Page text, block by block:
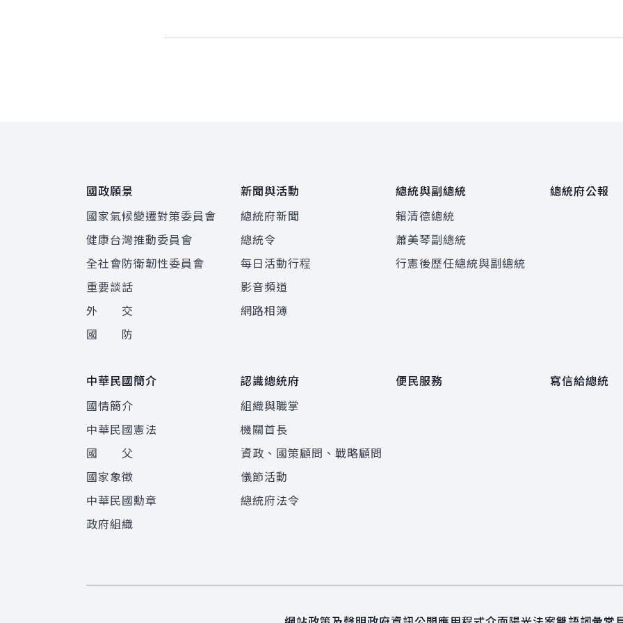
國政願景
國家氣候變遷對策委員會
健康台灣推動委員會
全社會防衛韌性委員會
重要談話
外 交
國 防
新聞與活動
總統府新聞
總統令
每日活動行程
影音頻道
網路相簿
總統與副總統
賴清德總統
蕭美琴副總統
行憲後歷任總統與副總統
總統府公報
中華民國簡介
國情簡介
中華民國憲法
國 父
國家象徵
中華民國勳章
政府組織
認識總統府
組織與職掌
機關首長
資政、國策顧問、戰略顧問
儀節活動
總統府法令
便民服務 寫信給總統